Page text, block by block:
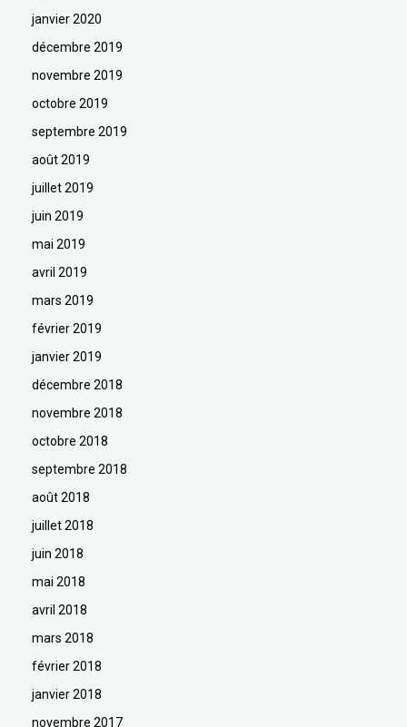
janvier 2020
décembre 2019
novembre 2019
octobre 2019
septembre 2019
août 2019
juillet 2019
juin 2019
mai 2019
avril 2019
mars 2019
février 2019
janvier 2019
décembre 2018
novembre 2018
octobre 2018
septembre 2018
août 2018
juillet 2018
juin 2018
mai 2018
avril 2018
mars 2018
février 2018
janvier 2018
novembre 2017